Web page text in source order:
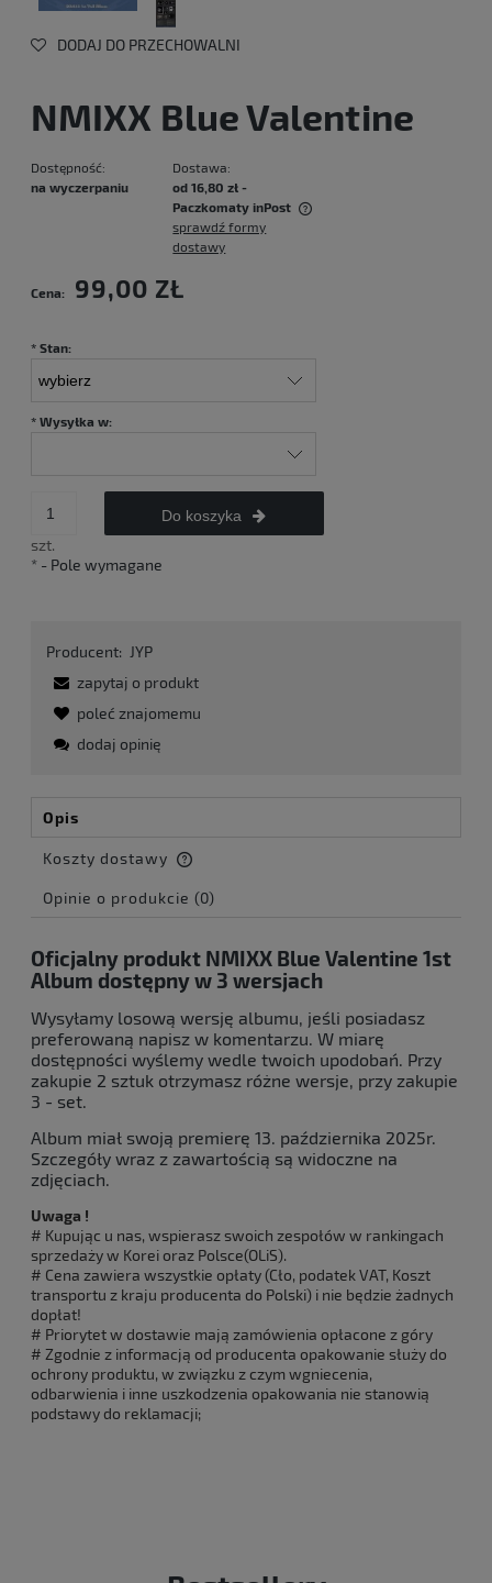
DODAJ DO PRZECHOWALNI
NMIXX Blue Valentine
Dostępność:
na wyczerpaniu
Dostawa:
od 16,80 zł -
Paczkomaty inPost
Cena nie zawiera ewentualnych kosztów płatności
sprawdź formy
dostawy
Cena: 99,00 ZŁ
* Stan:
* Wysyłka w:
szt.
Do koszyka
* - Pole wymagane
Producent: JYP
zapytaj o produkt
poleć znajomemu
dodaj opinię
Opis
Koszty dostawy
Cena nie zawiera ewentualnych kosztów płatności
Opinie o produkcie (0)
Oficjalny produkt NMIXX Blue Valentine 1st
Album dostępny w 3 wersjach
Wysyłamy losową wersję albumu, jeśli posiadasz
preferowaną napisz w komentarzu. W miarę
dostępności wyślemy wedle twoich upodobań. Przy
zakupie 2 sztuk otrzymasz różne wersje, przy zakupie
3 - set.
Album miał swoją premierę 13. października 2025r.
Szczegóły wraz z zawartością są widoczne na
zdjęciach.
Uwaga !
# Kupując u nas, wspierasz swoich zespołów w rankingach
sprzedaży w Korei oraz Polsce(OLiS).
# Cena zawiera wszystkie opłaty (Cło, podatek VAT, Koszt
transportu z kraju producenta do Polski) i nie będzie żadnych
dopłat!
# Priorytet w dostawie mają zamówienia opłacone z góry
# Zgodnie z informacją od producenta opakowanie służy do
ochrony produktu, w związku z czym wgniecenia,
odbarwienia i inne uszkodzenia opakowania nie stanowią
podstawy do reklamacji;